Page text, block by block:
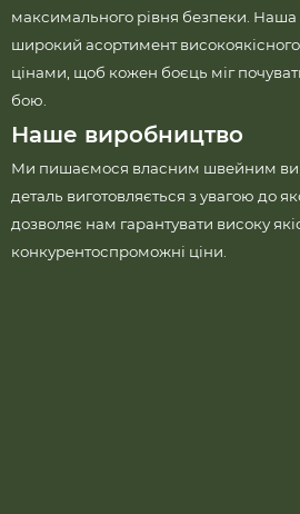
максимального рівня безпеки. Наша
широкий асортимент
цінами, щоб кожен боєць міг
бою.
Наше виробництво
Ми пишаємося власним швейним
деталь виготовляється з увагою до
дозволяє нам гарантувати високу
конкурентоспроможні ціни.